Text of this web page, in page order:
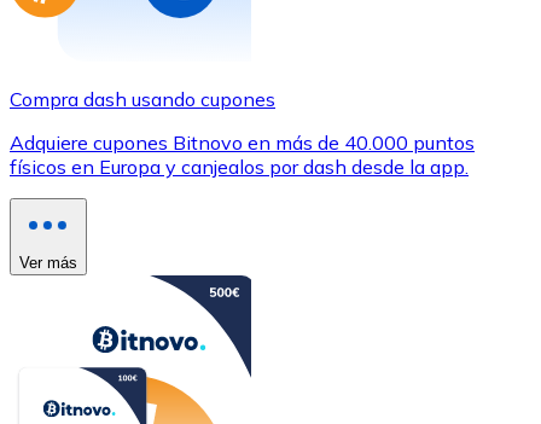
Compra dash usando cupones
Adquiere cupones Bitnovo en más de 40.000 puntos
físicos en Europa y canjealos por dash desde la app.
Ver más